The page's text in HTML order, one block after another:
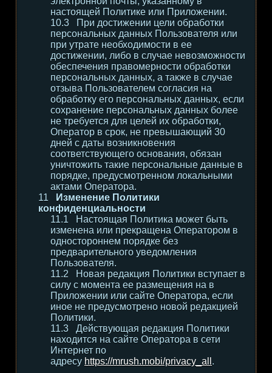
настоящей Политике или Приложении.
При достижении цели обработки
персональных данных Пользователя или
при утрате необходимости в ее
достижении, либо в случае невозможности
обеспечения правомерности обработки
персональных данных, а также в случае
отзыва Пользователем согласия на
обработку его персональных данных, если
сохранение персональных данных более
не требуется для целей их обработки,
Оператор в срок, не превышающий 30
дней с даты возникновения
соответствующего основания, обязан
уничтожить такие персональные данные в
порядке, предусмотренном локальными
актами Оператора.
Изменение Политики
конфиденциальности
Настоящая Политика может быть
изменена или прекращена Оператором в
одностороннем порядке без
предварительного уведомления
Пользователя.
Новая редакция Политики вступает в
силу с момента ее размещения на в
Приложении или сайте Оператора, если
иное не предусмотрено новой редакцией
Политики.
Действующая редакция Политики
находится на сайте Оператора в сети
Интернет по
адресу https://mrush.mobi/privacy_all .